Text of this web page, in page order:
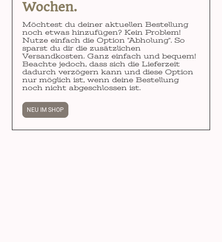
Wochen.
Möchtest du deiner aktuellen Bestellung
noch etwas hinzufügen? Kein Problem!
Nutze einfach die Option "Abholung". So
sparst du dir die zusätzlichen
Versandkosten. Ganz einfach und bequem!
Beachte jedoch, dass sich die Lieferzeit
dadurch verzögern kann und diese Option
nur möglich ist, wenn deine Bestellung
noch nicht abgeschlossen ist.
NEU IM SHOP